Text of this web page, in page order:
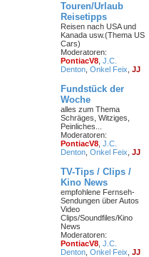
Touren/Urlaub
Reisetipps
Reisen nach USA und
Kanada usw.(Thema US
Cars)
Moderatoren:
PontiacV8 J.C.
Denton Onkel Feix JJ
Fundstück der
Woche
alles zum Thema
Schräges, Witziges,
Peinliches...
Moderatoren:
PontiacV8 J.C.
Denton Onkel Feix JJ
TV-Tips / Clips /
Kino News
empfohlene Fernseh-
Sendungen über Autos
Video
Clips/Soundfiles/Kino
News
Moderatoren:
PontiacV8 J.C.
Denton Onkel Feix JJ